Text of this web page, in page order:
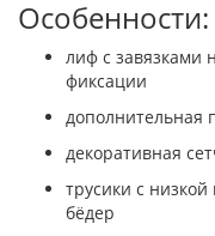
Особенности:
лиф с завязками
фиксации
дополнительная
декоративная
трусики с
бёдер